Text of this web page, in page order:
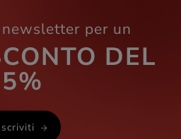
per un
DEL
5%